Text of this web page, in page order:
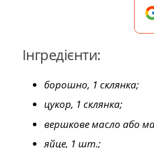
Інгредієнти:
борошно, 1 склянка;
цукор, 1 склянка;
вершкове масло або
яйце, 1 шт.;